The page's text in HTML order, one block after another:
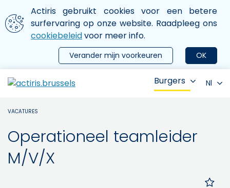
Aller au contenu principal
We gebruiken cookies
Actiris gebruikt cookies voor een betere
surfervaring op onze website. Raadpleeg ons
cookiebeleidvoor meer info.
OK
Verander mijn voorkeuren
le menu
Burgers Nl
VACATURES
Operationeel teamleider
M/V/X